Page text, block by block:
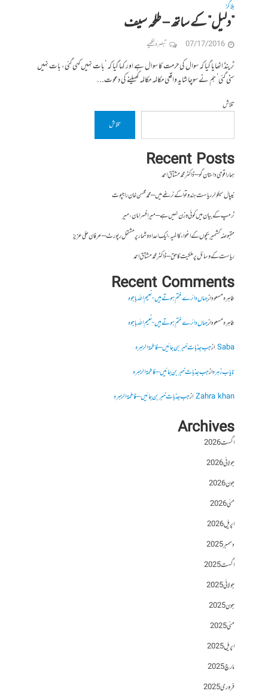
بلاگز
”دلیل” کے ساتھ – طلحہ سیف
07/17/2016 تبصرہ لکھیے
ٹرینڈ اٹھایا گیا کہ سوال کی حرمت کا سوال ہے اور کہا گیا کہ ‘بات نہیں کہی گئی، بات نہیں
سنی گئی’ ہم نے سوچا شاید واقعی مکالمہ مکالمہ کھیلنے کی دعوت...
تلاش
تلاش
Recent Posts
ہمارا قومی داستان گو – ڈاکٹر محمد مشتاق احمد
نیپال سیکولر ریاست ہندوتوا کے نرغے میں – محمد محسن خان راجپوت
ٹرمپ کے بیان میں کوئی وزن نہیں ہے – میر افسرامان،میر
مقبوضہ کشمیر بچوں کے اغواء کا المیہ، ایک اعداد و شمار پر مشتمل رپورٹ – عرفان علی عزیز
ریاست کے وسائل پر ملکیت کا حق – ڈاکٹر محمد مشتاق احمد
Recent Comments
طاہرہ مسعودازجہاں دائرے ختم ہوتے ہیں- نعیم اللہ باجوہ
طاہرہ مسعودازجہاں دائرے ختم ہوتے ہیں- نعیم اللہ باجوہ
Sabaازجب جذبات خبر بن جائیں – فاطمۃالزہرہ
نایاب زہرہازجب جذبات خبر بن جائیں – فاطمۃالزہرہ
Zahra khanازجب جذبات خبر بن جائیں – فاطمۃالزہرہ
Archives
اگست 2026
جولائی 2026
جون 2026
مئی 2026
اپریل 2026
دسمبر 2025
اگست 2025
جولائی 2025
جون 2025
مئی 2025
اپریل 2025
مارچ 2025
فروری 2025